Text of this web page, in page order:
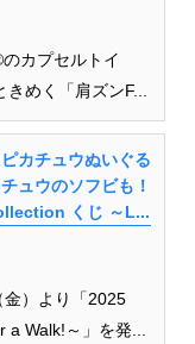
カプセルトイ
めく「肩ズンF...
カチュウぬいぐる
ュウのソフビも！
くじ ～L...
金）より「2025
Walk!～」を発...